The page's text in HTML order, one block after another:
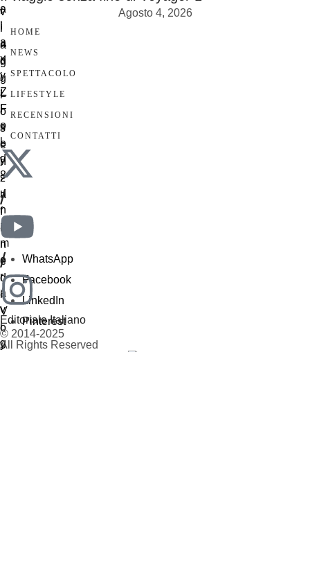
Agosto 4, 2026
HOME
NEWS
SPETTACOLO
LIFESTYLE
RECENSIONI
CONTATTI
/
/
Editoriale Italiano
© 2014-2025
All Rights Reserved
WhatsApp
Facebook
LinkedIn
Pinterest